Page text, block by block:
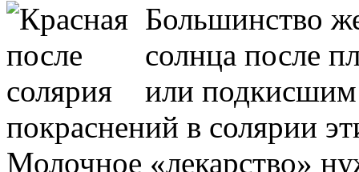
Большинство
солнца после
или
покраснений в солярии
Молочное «лекарство»